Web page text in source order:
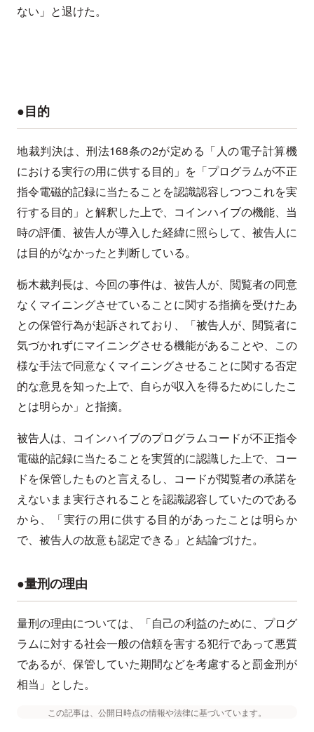
ない」と退けた。
●目的
地裁判決は、刑法168条の2が定める「人の電子計算機
における実行の用に供する目的」を「プログラムが不正
指令電磁的記録に当たることを認識認容しつつこれを実
行する目的」と解釈した上で、コインハイブの機能、当
時の評価、被告人が導入した経緯に照らして、被告人に
は目的がなかったと判断している。
栃木裁判長は、今回の事件は、被告人が、閲覧者の同意
なくマイニングさせていることに関する指摘を受けたあ
との保管行為が起訴されており、「被告人が、閲覧者に
気づかれずにマイニングさせる機能があることや、この
様な手法で同意なくマイニングさせることに関する否定
的な意見を知った上で、自らが収入を得るためにしたこ
とは明らか」と指摘。
被告人は、コインハイブのプログラムコードが不正指令
電磁的記録に当たることを実質的に認識した上で、コー
ドを保管したものと言えるし、コードが閲覧者の承諾を
えないまま実行されることを認識認容していたのである
から、「実行の用に供する目的があったことは明らか
で、被告人の故意も認定できる」と結論づけた。
●量刑の理由
量刑の理由については、「自己の利益のために、プログ
ラムに対する社会一般の信頼を害する犯行であって悪質
であるが、保管していた期間などを考慮すると罰金刑が
相当」とした。
この記事は、公開日時点の情報や法律に基づいています。